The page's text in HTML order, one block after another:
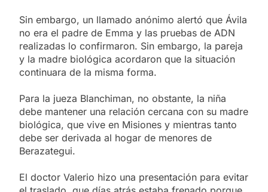
Sin embargo, un llamado anónimo alertó que Ávila
no era el padre de Emma y las pruebas de ADN
realizadas lo confirmaron. Sin embargo, la pareja
y la madre biológica acordaron que la situación
continuara de la misma forma.
Para la jueza Blanchiman, no obstante, la niña
debe mantener una relación cercana con su madre
biológica, que vive en Misiones y mientras tanto
debe ser derivada al hogar de menores de
Berazategui.
El doctor Valerio hizo una presentación para evitar